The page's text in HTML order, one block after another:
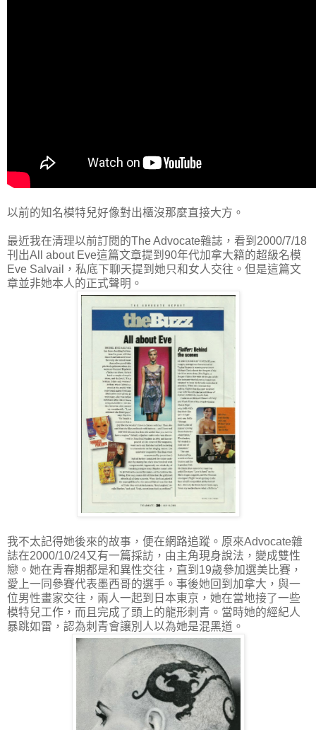
以前的知名模特兒好像對出櫃沒那麼直接大方。
最近我在清理以前訂閱的The Advocate雜誌，看到2000/7/18
刊出All about Eve這篇文章提到90年代加拿大籍的超級名模
Eve Salvail，私底下聊天提到她只和女人交往。但是這篇文
章並非她本人的正式聲明。
我不太記得她後來的故事，便在網路追蹤。原來Advocate雜
誌在2000/10/24又有一篇採訪，由主角現身說法，變成雙性
戀。她在青春期都是和異性交往，直到19歲參加選美比賽，
愛上一同參賽代表墨西哥的選手。事後她回到加拿大，與一
位男性畫家交往，兩人一起到日本東京，她在當地接了一些
模特兒工作，而且完成了頭上的龍形刺青。當時她的經紀人
暴跳如雷，認為刺青會讓別人以為她是混黑道。